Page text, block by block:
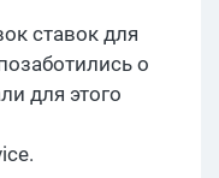
ставок для
о
для этого